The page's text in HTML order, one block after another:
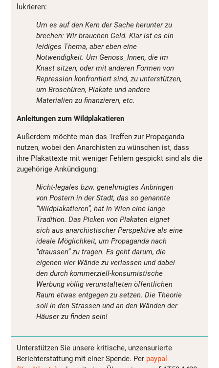
lukrieren:
Um es auf den Kern der Sache herunter zu
brechen: Wir brauchen Geld. Klar ist es ein
leidiges Thema, aber eben eine
Notwendigkeit. Um Genoss_Innen, die im
Knast sitzen, oder mit anderen Formen von
Repression konfrontiert sind, zu unterstützen,
um Broschüren, Plakate und andere
Materialien zu finanzieren, etc.
Anleitungen zum Wildplakatieren
Außerdem möchte man das Treffen zur Propaganda
nutzen, wobei den Anarchisten zu wünschen ist, dass
ihre Plakattexte mit weniger Fehlern gespickt sind als die
zugehörige Ankündigung:
Nicht-legales bzw. genehmigtes Anbringen
von Postern in der Stadt, das so genannte
“Wildplakatieren”, hat in Wien eine lange
Tradition. Das Picken von Plakaten eignet
sich aus anarchistischer Perspektive als eine
ideale Möglichkeit, um Propaganda nach
“draussen” zu tragen. Es geht darum, die
eigenen vier Wände zu verlassen und dabei
den durch kommerziell-konsumistische
Werbung völlig verunstalteten öffentlichen
Raum etwas entgegen zu setzen. Die Theorie
soll in den Strassen und an den Wänden der
Häuser zu finden sein!
Unterstützen Sie unsere kritische, unzensurierte
Berichterstattung mit einer Spende. Per paypal